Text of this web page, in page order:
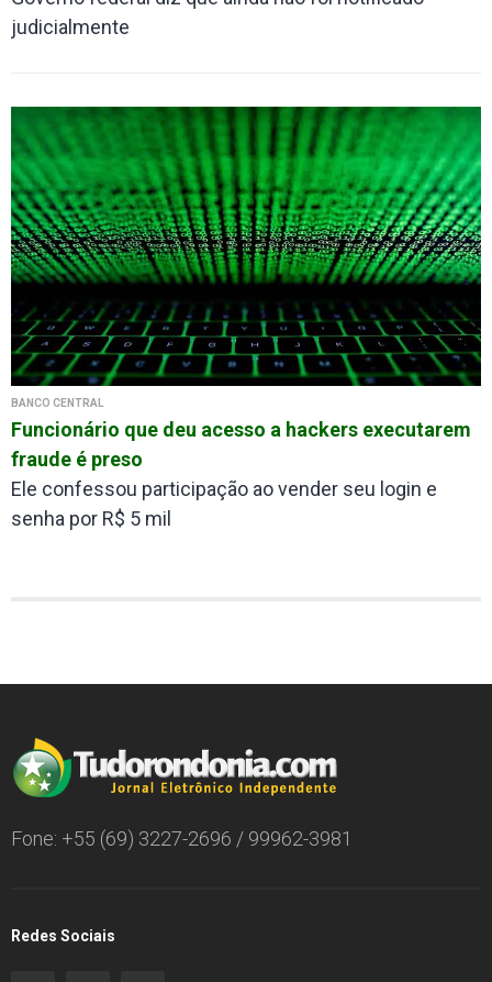
judicialmente
BANCO CENTRAL
Funcionário que deu acesso a hackers executarem
fraude é preso
Ele confessou participação ao vender seu login e
senha por R$ 5 mil
Fone: +55 (69) 3227-2696 / 99962-3981
Redes Sociais